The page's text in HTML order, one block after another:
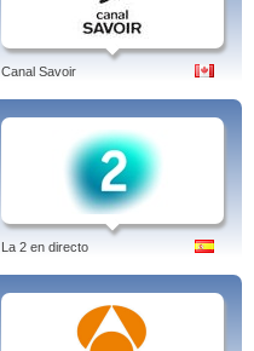
Canal Savoir
La 2 en directo